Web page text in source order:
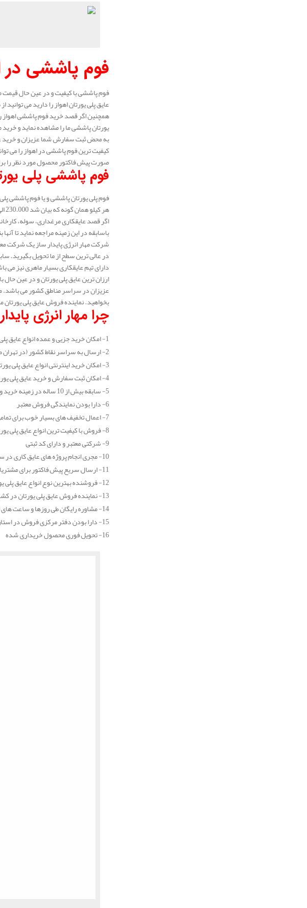
فوم پاششی در
فوم پاششی با کیفیت و در عین حال قیمت
عایق پلی یورتان اهواز را دارید می
همچنین اگر قصد خرید فوم پاششی اهواز
یورتان پاششی ما را مشاهده نماید و خرید
به محض ثبت سفارش شما عزیزان و خرید
کیفیت ترین فوم پاششی در اهواز را می
صورت پیش فاکتور محصول مورد نظر را
فوم پاششی پلی
فوم پلی یورتان پاششی و یا فوم پاششی پلی
هر کیلو همان گونه که بیان شد 230.000 الی 250.000 تومان متفاوت است و هزینه خدمات اجرا و پاشش در هر شهر با شهر دیگر متفاوت است.
اگر قصد عایقکاری مرغداری، سوله،
باسابقه در این زمینه مراجعه نماید تا
شرکت مهار انرژی پایدار ساز یک شرکت
دارای تیم عایقکاری بسیار ماهری نیز می
ارزان ترین عایق پلی یورتان و در عین
عزیزان در سراسر مناطق کشور می باشد.
بخواهید. نماینده فروش عایق پلی
چرا مهار انرژی
1- امکان خرید جزیی و عمده انواع عایق پلی یورتان
2- ارسال به سراسر نقاط کشور (در تهران طی یک روز کاری و در سایر شهرستان ها طی 2 روز کاری)
3- امکان خرید اینترنتی انواع عایق پلی یورتان
4- امکان ثبت سفارش و خرید عایق پلی یورتان به صورت تلفنی و بدون نیاز به مراجعه حضوری
5- سابقه بیش از 10 ساله در زمینه خرید و فروش انواع عایق
6- دارا بودن نمایندگی فروش معتبر
7- اعمال تخفیف های بسیار خوب برای تمامی مشتریان
8- فروش با کیفیت ترین انواع عایق پلی یورتان
9- شرکتی معتبر و دارای کد ثبتی
10- مجری انجام پروژه های عایق کاری در سراسر نقاط کشور
11- ارسال سریع پیش فاکتور برای مشتریان گرامی
12- فروشنده بهترین نوع انواع عایق پلی یورتان
13- نماینده فروش عایق پلی یورتان در کشور
14- مشاوره رایگان طی روزها و ساعت های اداری، جهت انتخاب و خرید بهترین نوع عایق برای شما
15- دارا بودن دفتر مرکزی فروش در استان تهران و شهرستان ورامین
16- تحویل فوری محصول خریداری شده